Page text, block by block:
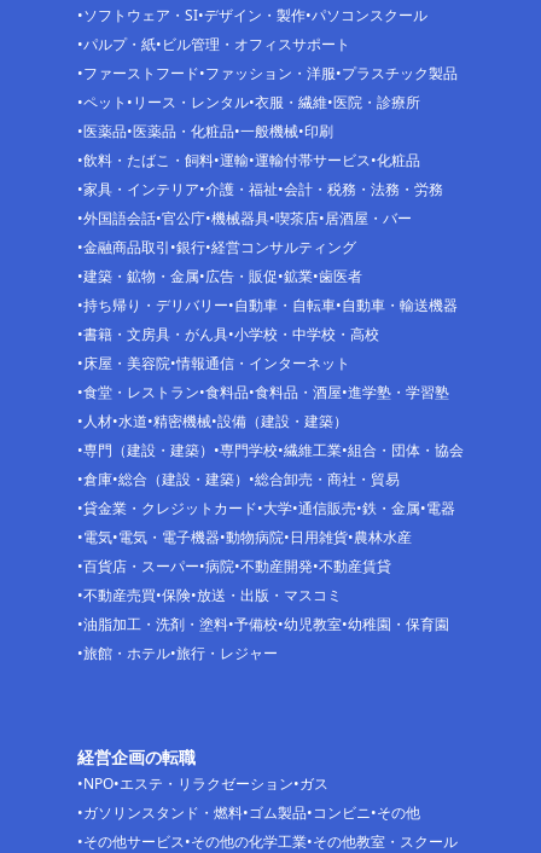
ソフトウェア・SI デザイン・製作 パソコンスクール
パルプ・紙 ビル管理・オフィスサポート
ファーストフード ファッション・洋服 プラスチック製品
ペット リース・レンタル 衣服・繊維 医院・診療所
医薬品 医薬品・化粧品 一般機械 印刷
飲料・たばこ・飼料 運輸 運輸付帯サービス 化粧品
家具・インテリア 介護・福祉 会計・税務・法務・労務
外国語会話 官公庁 機械器具 喫茶店 居酒屋・バー
金融商品取引 銀行 経営コンサルティング
建築・鉱物・金属 広告・販促 鉱業 歯医者
持ち帰り・デリバリー 自動車・自転車 自動車・輸送機器
書籍・文房具・がん具 小学校・中学校・高校
床屋・美容院 情報通信・インターネット
食堂・レストラン 食料品 食料品・酒屋 進学塾・学習塾
人材 水道 精密機械 設備（建設・建築）
専門（建設・建築）
専門学校 繊維工業 組合・団体・協会
倉庫 総合（建設・建築）
総合卸売・商社・貿易
貸金業・クレジットカード 大学 通信販売 鉄・金属 電器
電気 電気・電子機器 動物病院 日用雑貨 農林水産
百貨店・スーパー 病院 不動産開発 不動産賃貸
不動産売買 保険 放送・出版・マスコミ
油脂加工・洗剤・塗料 予備校 幼児教室 幼稚園・保育園
旅館・ホテル 旅行・レジャー
経営企画の転職
NPO エステ・リラクゼーション ガス
ガソリンスタンド・燃料 ゴム製品 コンビニ その他
その他サービス その他の化学工業 その他教室・スクール